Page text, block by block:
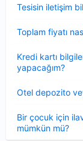
Tesisin iletişim
Toplam fiyatı
Kredi kartı
yapacağım?
Otel depozito
Bir çocuk için
mümkün mü?